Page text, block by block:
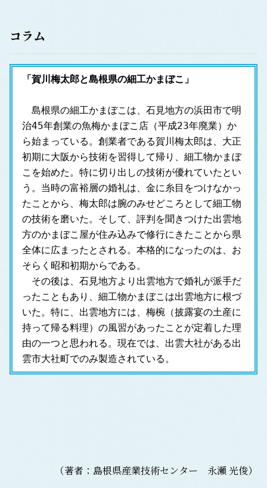
コラム
「賀川梅太郎と島根県の細工かまぼこ」
島根県の細工かまぼこは、石見地方の浜田市で明
治45年創業の魚梅かまぼこ店（平成23年廃業）か
ら始まっている。創業者である賀川梅太郎は、大正
初期に大阪から技術を習得して帰り、細工物かまぼ
こを始めた。特に切り出しの技術が優れていたとい
う。当時の富裕層の婚礼は、金に糸目をつけなかっ
たことから、梅太郎は腕のみせどころとして細工物
の技術を磨いた。そして、評判を聞きつけた出雲地
方のかまぼこ屋が住み込みで修行にきたことから県
全体に広まったとされる。本格的になったのは、お
そらく昭和初期からである。
その後は、石見地方より出雲地方で婚礼が派手だ
ったこともあり、細工物かまぼこは出雲地方に根づ
いた。特に、出雲地方には、梅椀（披露宴の土産に
持って帰る料理）の風習があったことが定着した理
由の一つと思われる。現在では、出雲大社がある出
雲市大社町でのみ製造されている。
（著者：島根県産業技術センター 永瀬 光俊）